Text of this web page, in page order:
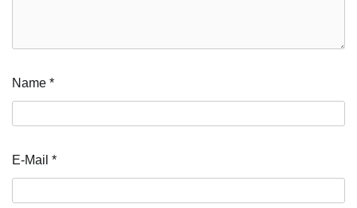
Name *
E-Mail *